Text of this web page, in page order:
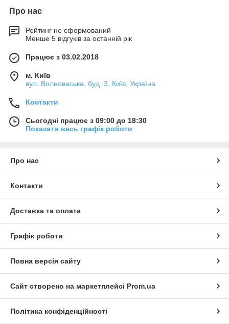
Про нас
Рейтинг не сформований
Менше 5 відгуків за останній рік
Працює з 03.02.2018
м. Київ
вул. Волноваська, буд. 3, Київ, Україна
Контакти
Сьогодні працює з 09:00 до 18:30
Показати весь графік роботи
Про нас
Контакти
Доставка та оплата
Графік роботи
Повна версія сайту
Сайт створено на маркетплейсі Prom.ua
Політика конфіденційності